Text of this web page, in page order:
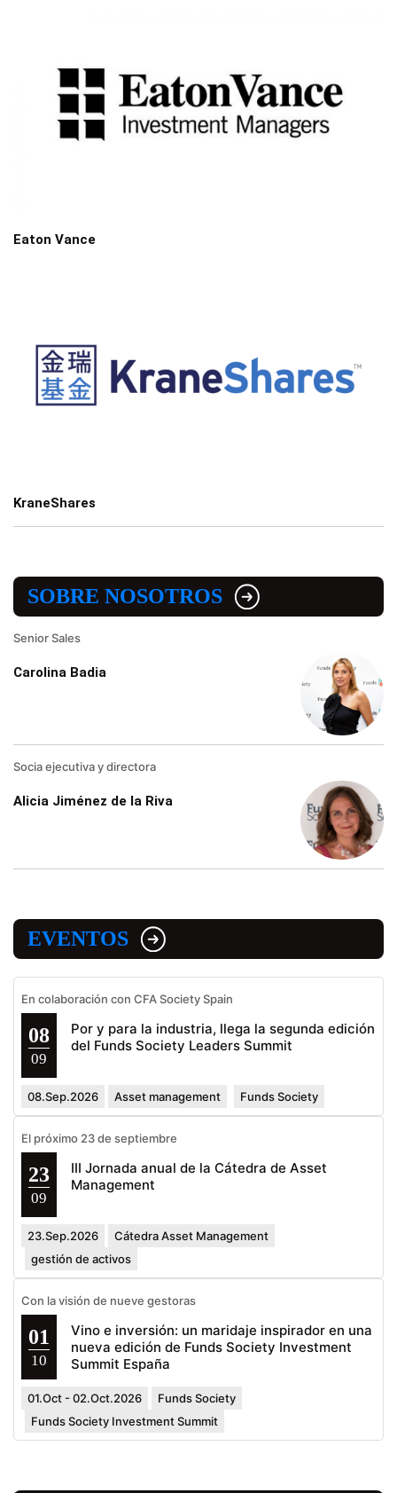
Eaton Vance
KraneShares
SOBRE NOSOTROS
Senior Sales
Carolina Badia
Socia ejecutiva y directora
Alicia Jiménez de la Riva
EVENTOS
En colaboración con CFA Society Spain
08
09
Por y para la industria, llega la segunda edición
del Funds Society Leaders Summit
08.Sep.2026 Asset management Funds Society
El próximo 23 de septiembre
23
09
III Jornada anual de la Cátedra de Asset
Management
23.Sep.2026
Cátedra Asset Management
gestión de activos
Con la visión de nueve gestoras
01
10
Vino e inversión: un maridaje inspirador en una
nueva edición de Funds Society Investment
Summit España
01.Oct - 02.Oct.2026
Funds Society
Funds Society Investment Summit